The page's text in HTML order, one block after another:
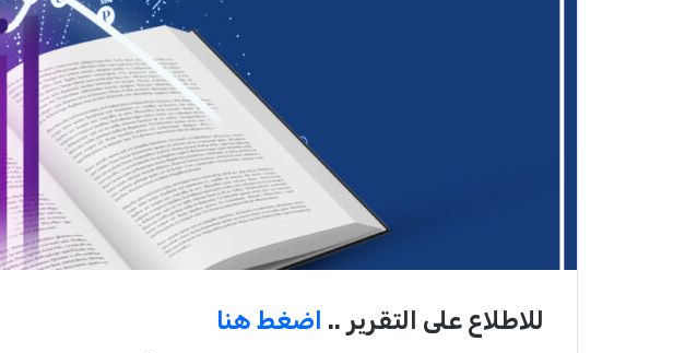
للاطلاع على التقرير .. اضغط هنا